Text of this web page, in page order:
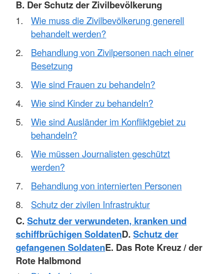
B. Der Schutz der Zivilbevölkerung
Wie muss die Zivilbevölkerung generell
behandelt werden?
Behandlung von Zivilpersonen nach einer
Besetzung
Wie sind Frauen zu behandeln?
Wie sind Kinder zu behandeln?
Wie sind Ausländer im Konfliktgebiet zu
behandeln?
Wie müssen Journalisten geschützt
werden?
Behandlung von internierten Personen
Schutz der zivilen Infrastruktur
C. Schutz der verwundeten, kranken und
schiffbrüchigen SoldatenD. Schutz der
gefangenen SoldatenE. Das Rote Kreuz / der
Rote Halbmond